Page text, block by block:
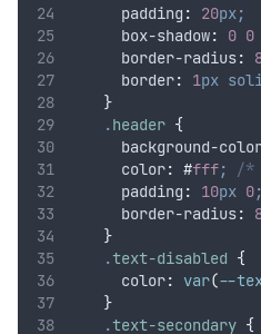
padding : 20px;
box-shadow: 0 0
border-radius:
border: 1px
}
.header {
background-
color: #fff;
/*
padding : 10px 0;
border-radius:
}
.text-disabled {
color: var(--
}
.text-secondary {